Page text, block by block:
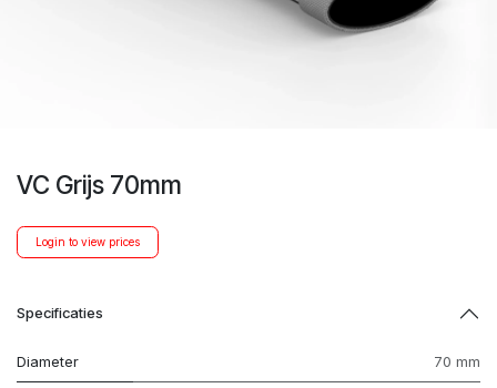
VC Grijs 70mm
Login to view prices
Specificaties
Diameter 70 mm